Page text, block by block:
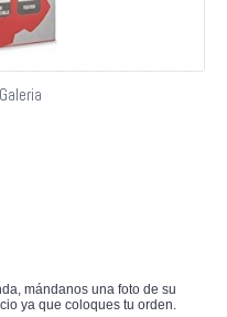
mándanos una foto de su
ya que coloques tu orden.